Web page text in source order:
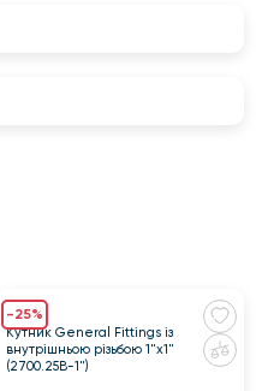
-25%
Кутник General Fittings із
внутрішньою різьбою 1"x1"
(2700.25B-1")